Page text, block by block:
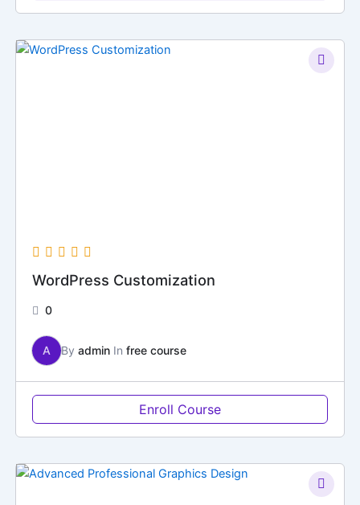
WordPress Customization
0
A By adminIn free course
Enroll Course